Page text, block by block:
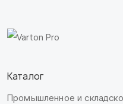
Каталог
Промышленное и